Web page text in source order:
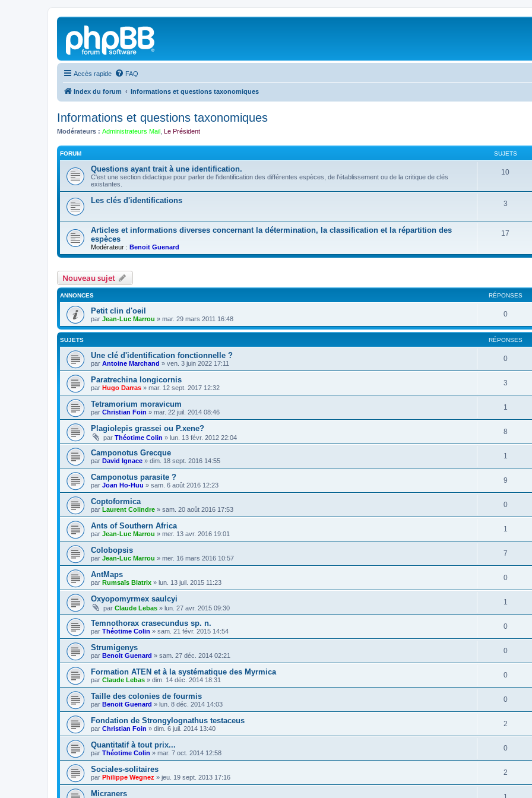
Accès rapide FAQ
Index du forum Informations et questions taxonomiques
Informations et questions taxonomiques
Modérateurs : Administrateurs Mail Le Président
FORUM SUJETS
Questions ayant trait à une identification.
C'est une section didactique pour parler de l'identification des différentes espèces, de l'établissement ou de la critique de clés
existantes.
10
Les clés d'identifications 3
Articles et informations diverses concernant la détermination, la classification et la répartition des
espèces
Modérateur : Benoit Guenard
17
Nouveau sujet
ANNONCES RÉPONSES
Petit clin d'oeil
par Jean-Luc Marrou » mar. 29 mars 2011 16:48
0
SUJETS RÉPONSES
Une clé d'identification fonctionnelle ?
par Antoine Marchand » ven. 3 juin 2022 17:11
0
Paratrechina longicornis
par Hugo Darras » mar. 12 sept. 2017 12:32
3
Tetramorium moravicum
par Christian Foin » mar. 22 juil. 2014 08:46
1
Plagiolepis grassei ou P.xene?
par Théotime Colin » lun. 13 févr. 2012 22:04
8
Camponotus Grecque
par David Ignace » dim. 18 sept. 2016 14:55
1
Camponotus parasite ?
par Joan Ho-Huu » sam. 6 août 2016 12:23
9
Coptoformica
par Laurent Colindre » sam. 20 août 2016 17:53
0
Ants of Southern Africa
par Jean-Luc Marrou » mer. 13 avr. 2016 19:01
1
Colobopsis
par Jean-Luc Marrou » mer. 16 mars 2016 10:57
7
AntMaps
par Rumsaïs Blatrix » lun. 13 juil. 2015 11:23
0
Oxyopomyrmex saulcyi
par Claude Lebas » lun. 27 avr. 2015 09:30
1
Temnothorax crasecundus sp. n.
par Théotime Colin » sam. 21 févr. 2015 14:54
0
Strumigenys
par Benoit Guenard » sam. 27 déc. 2014 02:21
0
Formation ATEN et à la systématique des Myrmica
par Claude Lebas » dim. 14 déc. 2014 18:31
0
Taille des colonies de fourmis
par Benoit Guenard » lun. 8 déc. 2014 14:03
0
Fondation de Strongylognathus testaceus
par Christian Foin » dim. 6 juil. 2014 13:40
2
Quantitatif à tout prix...
par Théotime Colin » mar. 7 oct. 2014 12:58
0
Sociales-solitaires
par Philippe Wegnez » jeu. 19 sept. 2013 17:16
2
Micraners